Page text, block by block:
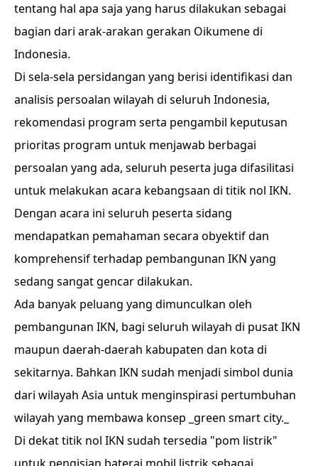
tentang hal apa saja yang harus dilakukan sebagai
bagian dari arak-arakan gerakan Oikumene di
Indonesia.
Di sela-sela persidangan yang berisi identifikasi dan
analisis persoalan wilayah di seluruh Indonesia,
rekomendasi program serta pengambil keputusan
prioritas program untuk menjawab berbagai
persoalan yang ada, seluruh peserta juga difasilitasi
untuk melakukan acara kebangsaan di titik nol IKN.
Dengan acara ini seluruh peserta sidang
mendapatkan pemahaman secara obyektif dan
komprehensif terhadap pembangunan IKN yang
sedang sangat gencar dilakukan.
Ada banyak peluang yang dimunculkan oleh
pembangunan IKN, bagi seluruh wilayah di pusat IKN
maupun daerah-daerah kabupaten dan kota di
sekitarnya. Bahkan IKN sudah menjadi simbol dunia
dari wilayah Asia untuk menginspirasi pertumbuhan
wilayah yang membawa konsep _green smart city._
Di dekat titik nol IKN sudah tersedia "pom listrik"